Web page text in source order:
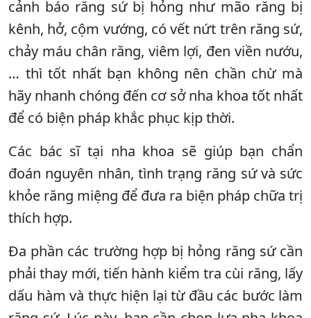
cảnh báo răng sứ bị hỏng như mão răng bị
kênh, hở, cộm vướng, có vết nứt trên răng sứ,
chảy máu chân răng, viêm lợi, đen viền nướu,
… thì tốt nhất bạn không nên chần chừ mà
hãy nhanh chóng đến cơ sở nha khoa tốt nhất
để có biện pháp khắc phục kịp thời.
Các bác sĩ tại nha khoa sẽ giúp bạn chẩn
đoán nguyên nhân, tình trạng răng sứ và sức
khỏe răng miệng để đưa ra biện pháp chữa trị
thích hợp.
Đa phần các trường hợp bị hỏng răng sứ cần
phải thay mới, tiến hành kiểm tra cùi răng, lấy
dấu hàm và thực hiện lại từ đầu các bước làm